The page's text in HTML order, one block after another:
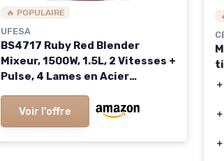
🔥 POPULAIRE
UFESA
BS4717 Ruby Red Blender
Mixeur, 1500W, 1.5L, 2 Vitesses +
Pulse, 4 Lames en Acier
Hermétique, Glace Pilée, Sans
BPA Ruby Red - 1500w
Voir l'offre
＋
＋
＋